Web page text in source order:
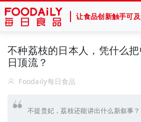
让食品创新触手可及
不种荔枝的日本人，凭什么
日顶流？
Foodaily每日食品
不提贵妃，荔枝还能讲出什么新叙事？